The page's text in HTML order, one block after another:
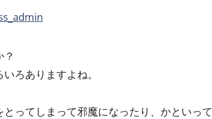
ろありますよね。
ってしまって邪魔になったり、かといって